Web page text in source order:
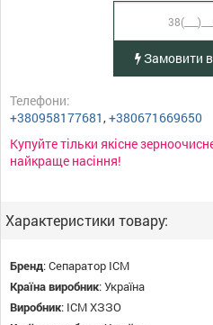
Замовити
Телефони:
+380958177681,+380671669650
Купуйте тільки якісне
найкраще насіння!
Характеристики товару:
Бренд:Сепаратор ІСМ
Країна виробник:Україна
Виробник: ІСМ ХЗЗО